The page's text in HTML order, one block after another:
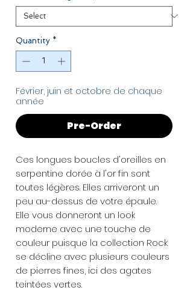
Quantity *
Février, juin et octobre de chaque
année
Pre-Order
Ces longues boucles d'oreilles en
serpentine dorée à l'or fin sont
toutes légères. Elles arriveront un
peu au-dessus de votre épaule.
Elle vous donneront un look
moderne avec une touche de
couleur puisque la collection Rock
se décline avec plusieurs couleurs
de pierres fines, ici des agates
teintées vertes.